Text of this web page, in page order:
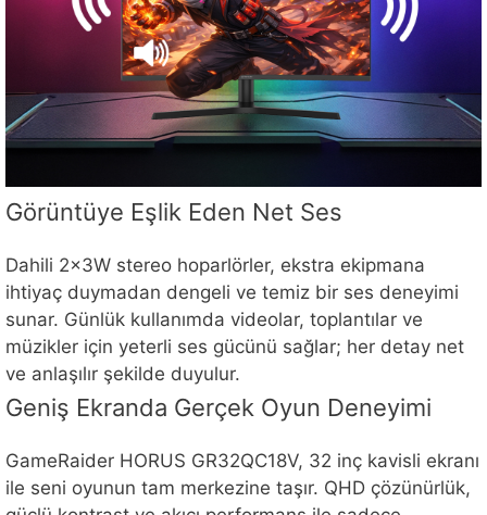
Görüntüye Eşlik Eden Net Ses
Dahili 2x3W stereo hoparlörler, ekstra ekipmana
ihtiyaç duymadan dengeli ve temiz bir ses deneyimi
sunar. Günlük kullanımda videolar, toplantılar ve
müzikler için yeterli ses gücünü sağlar; her detay net
ve anlaşılır şekilde duyulur.
Geniş Ekranda Gerçek Oyun Deneyimi
GameRaider HORUS GR32QC18V, 32 inç kavisli ekranı
ile seni oyunun tam merkezine taşır. QHD çözünürlük,